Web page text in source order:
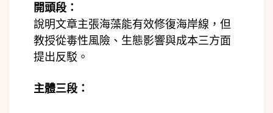
開頭段：
說明文章主張海藻能有效修復海岸線，但
教授從毒性風險、生態影響與成本三方面
提出反駁。
主體三段：